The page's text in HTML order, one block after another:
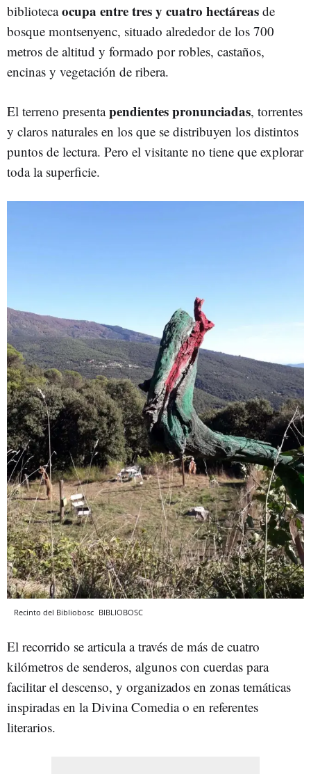
bibliotecaocupa entre tres y cuatro hectáreas de
bosque montsenyenc, situado alrededor de los 700
metros de altitud y formado por robles, castaños,
encinas y vegetación de ribera.
El terreno presentapendientes pronunciadas, torrentes
y claros naturales en los que se distribuyen los distintos
puntos de lectura. Pero el visitante no tiene que explorar
toda la superficie.
Recinto del Bibliobosc BIBLIOBOSC
El recorrido se articula a través de más de cuatro
kilómetros de senderos, algunos con cuerdas para
facilitar el descenso, y organizados en zonas temáticas
inspiradas en la Divina Comedia o en referentes
literarios.